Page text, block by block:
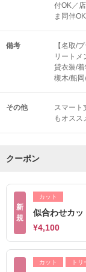
付OK／
ま同伴
備考
【名取/
リート
貸衣装/
槻木/船岡
その他 スマート
もオスス
クーポン
新
規
カット
似合わせカッ
¥4,100
カット トリ